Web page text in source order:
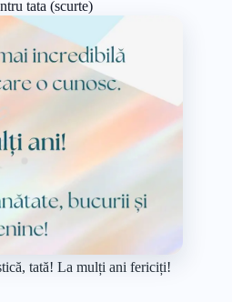
tata (scurte)
tată! La mulți ani fericiți!